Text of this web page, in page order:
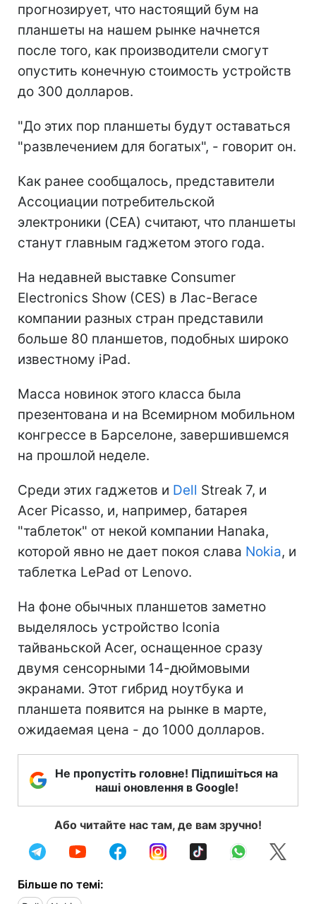
прогнозирует, что настоящий бум на
планшеты на нашем рынке начнется
после того, как производители смогут
опустить конечную стоимость устройств
до 300 долларов.
"До этих пор планшеты будут оставаться
"развлечением для богатых", - говорит он.
Как ранее сообщалось, представители
Ассоциации потребительской
электроники (CEA) считают, что планшеты
станут главным гаджетом этого года.
На недавней выставке Consumer
Electronics Show (CES) в Лас-Вегасе
компании разных стран представили
больше 80 планшетов, подобных широко
известному iPad.
Масса новинок этого класса была
презентована и на Всемирном мобильном
конгрессе в Барселоне, завершившемся
на прошлой неделе.
Среди этих гаджетов и Dell Streak 7, и
Acer Picasso, и, например, батарея
"таблеток" от некой компании Hanaka,
которой явно не дает покоя слава Nokia, и
таблетка LePad от Lenovo.
На фоне обычных планшетов заметно
выделялось устройство Iconia
тайваньской Acer, оснащенное сразу
двумя сенсорными 14-дюймовыми
экранами. Этот гибрид ноутбука и
планшета появится на рынке в марте,
ожидаемая цена - до 1000 долларов.
Не пропустіть головне! Підпишіться на
наші оновлення в Google!
Або читайте нас там, де вам зручно!
Більше по темі: